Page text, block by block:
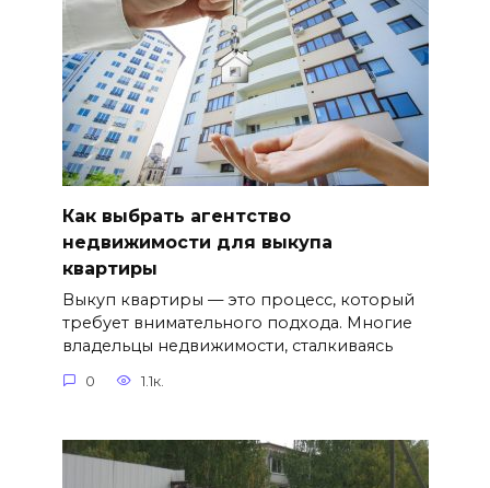
Как выбрать агентство
недвижимости для выкупа
квартиры
Выкуп квартиры — это процесс, который
требует внимательного подхода. Многие
владельцы недвижимости, сталкиваясь
0 1.1к.